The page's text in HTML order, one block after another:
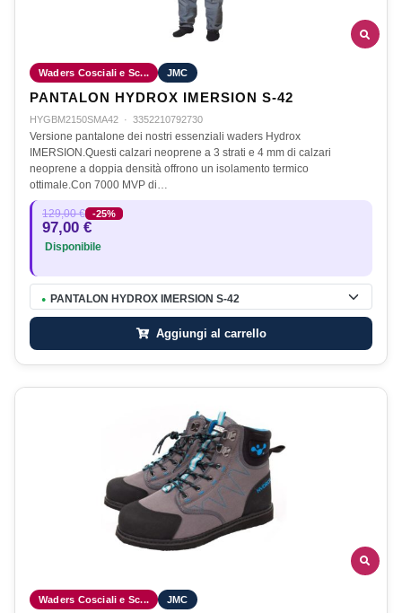
Waders Cosciali e Sc... JMC
PANTALON HYDROX IMERSION S-42
HYGBM2150SMA42 · 3352210792730
Versione pantalone dei nostri essenziali waders Hydrox
IMERSION.Questi calzari neoprene a 3 strati e 4 mm di calzari
neoprene a doppia densità offrono un isolamento termico
ottimale.Con 7000 MVP di…
129,00 € -25%
97,00 €
Disponibile
● PANTALON HYDROX IMERSION S-42
Aggiungi al carrello
Waders Cosciali e Sc... JMC